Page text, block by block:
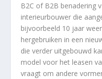
B2C of B2B benadering
interieurbouwer die
bijvoorbeeld 10 jaar
hergebruiken in een
die verder uitgebouwd
model voor het leasen
vraagt om andere